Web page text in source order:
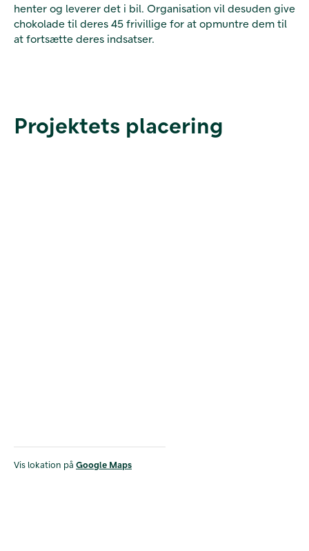
henter og leverer det i bil. Organisation vil desuden give
chokolade til deres 45 frivillige for at opmuntre dem til
at fortsætte deres indsatser.
Projektets placering
Vis lokation på Google Maps